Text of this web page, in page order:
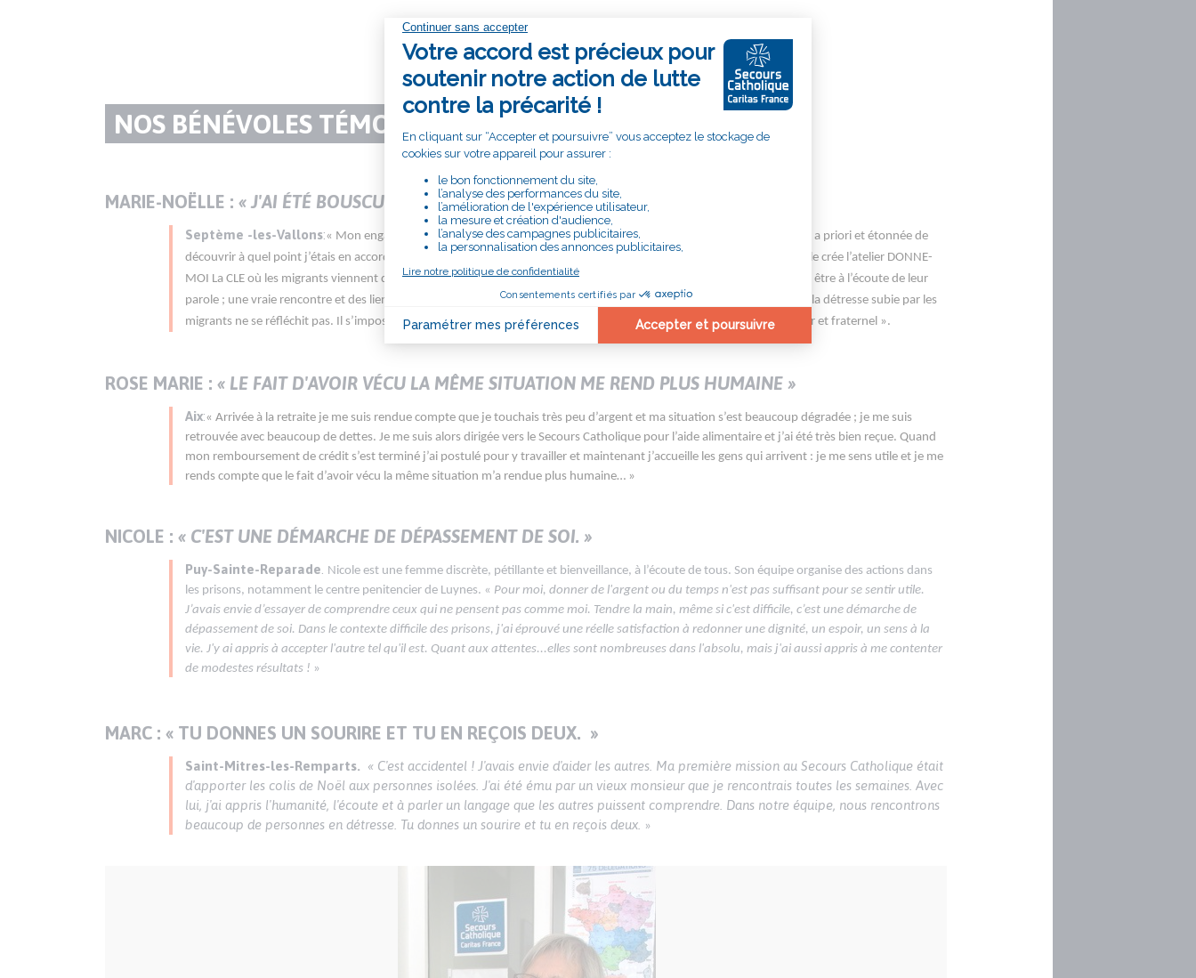
NOS OFFRES D'EMPLOI
TITRE
PARAGRAPHE
NOS BÉNÉVOLES TÉMOIGNENT
MARIE-NOËLLE : « J'AI ÉTÉ BOUSCULÉE DANS MES A PRIORI. »
Septème -les-Vallons:« Mon engagement n’a pas été évident au départ; mais très vite j’ai été bousculée dans mes a priori et étonnée de
découvrir à quel point j’étais en accord avec les objectifs du secours catholique : bâtir un monde juste et fraternel ». Elle crée l’atelier DONNE-
MOI La CLE où les migrants viennent déposer leur détresse leur espoir, leur attente « chaque récit est différent : il faut être à l’écoute de leur
parole ; une vraie rencontre et des liens se créent et perdurent ».« Pour moi ce combat pour lutter contre l’injustice et la détresse subie par les
migrants ne se réfléchit pas. Il s’impose comme une conviction où chacun doit prendre sa part pour un monde meilleur et fraternel ».
ROSE MARIE :« LE FAIT D'AVOIR VÉCU LA MÊME SITUATION ME REND PLUS HUMAINE »
Aix:« Arrivée à la retraite je me suis rendue compte que je touchais très peu d’argent et ma situation s’est beaucoup dégradée ; je me suis
retrouvée avec beaucoup de dettes. Je me suis alors dirigée vers le Secours Catholique pour l’aide alimentaire et j’ai été très bien reçue. Quand
mon remboursement de crédit s’est terminé j’ai postulé pour y travailler et maintenant j’accueille les gens qui arrivent : je me sens utile et je me
rends compte que le fait d’avoir vécu la même situation m’a rendue plus humaine… »
NICOLE :« C'EST UNE DÉMARCHE DE DÉPASSEMENT DE SOI. »
Puy-Sainte-Reparade Nicole est une femme discrète, pétillante et bienveillance, à l’écoute de tous. Son équipe organise des actions dans
les prisons, notamment le centre penitencier de Luynes. « Pour moi, donner de l'argent ou du temps n'est pas suffisant pour se sentir utile.
J’avais envie d’essayer de comprendre ceux qui ne pensent pas comme moi. Tendre la main, même si c'est difficile, c’est une démarche de
dépassement de soi. Dans le contexte difficile des prisons, j'ai éprouvé une réelle satisfaction à redonner une dignité, un espoir, un sens à la
vie. J'y ai appris à accepter l'autre tel qu'il est. Quant aux attentes...elles sont nombreuses dans l'absolu, mais j'ai aussi appris à me contenter
de modestes résultats ! »
MARC : « TU DONNES UN SOURIRE ET TU EN REÇOIS DEUX. »
Saint-Mitres-les-Remparts. « C'est accidentel ! J'avais envie d'aider les autres. Ma première mission au Secours Catholique était
d'apporter les colis de Noël aux personnes isolées. J'ai été ému par un vieux monsieur que je rencontrais toutes les semaines. Avec
lui, j'ai appris l'humanité, l'écoute et à parler un langage que les autres puissent comprendre. Dans notre équipe, nous rencontrons
beaucoup de personnes en détresse. Tu donnes un sourire et tu en reçois deux. »